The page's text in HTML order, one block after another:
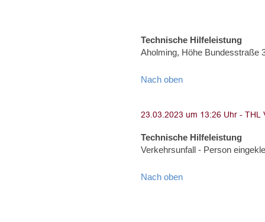
Technische Hilfeleistung
Aholming, Höhe Bundesstraße
Nach oben
Technische Hilfeleistung
Verkehrsunfall - Person
Nach oben